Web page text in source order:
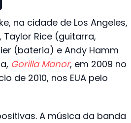
na cidade de Los Angeles,
Rice (guitarra,
(bateria) e Andy Hamm
Gorilla Manor, em 2009 no
de 2010, nos EUA pelo
A música da banda